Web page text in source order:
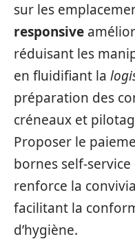
sur les
responsive
réduisant les
en fluidifiant la
préparation des
créneaux et
Proposer le
bornes self-
renforce la
facilitant la
d’hygiène.